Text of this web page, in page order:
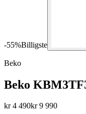
-55%Billigste
Beko
Beko
kr4 490kr9 990